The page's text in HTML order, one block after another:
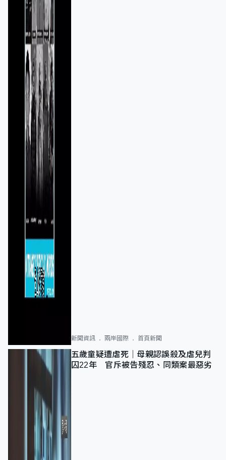
新聞資訊 兩岸國際 首頁新聞
五歲童疑遭虐死｜母親認誤殺及虐兒判
囚22年 官斥被告殘忍、同類案最惡劣